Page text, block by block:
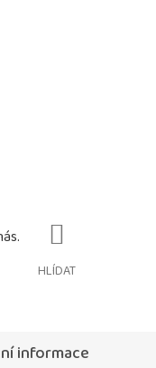
HLÍDAT
informace